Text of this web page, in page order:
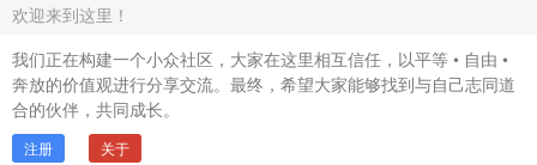
欢迎来到这里！
我们正在构建一个小众社区，大家在这里相互信任，以平等 • 自由 •
奔放的价值观进行分享交流。最终，希望大家能够找到与自己志同道
合的伙伴，共同成长。
注册 关于